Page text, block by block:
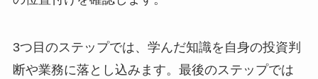
3つ目のステップでは、学んだ知識を自身の投資判
断や業務に落とし込みます。最後のステップでは